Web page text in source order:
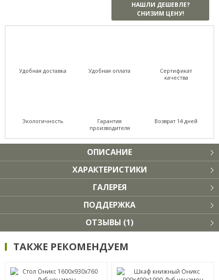
НАШЛИ ДЕШЕВЛЕ?
СНИЗИМ ЦЕНУ!
Удобная доставка Удобная оплата
Сертификат
качества
Экологичность
Гарантия
производителя
Возврат 14 дней
ОПИСАНИЕ
ХАРАКТЕРИСТИКИ
ГАЛЕРЕЯ
ПОДДЕРЖКА
ОТЗЫВЫ (1)
ТАКЖЕ РЕКОМЕНДУЕМ